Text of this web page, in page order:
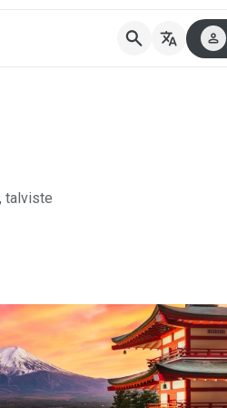
search translate person
talviste